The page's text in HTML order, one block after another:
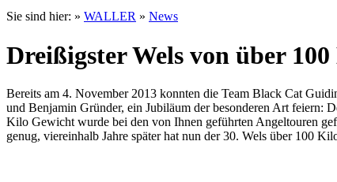
Sie sind hier: » WALLER » News
Dreißigster Wels von über
Bereits am 4. November 2013 konnten die Team Black Cat
und Benjamin Gründer, ein Jubiläum der besonderen Art feiern:
Kilo Gewicht wurde bei den von Ihnen geführten Angeltouren
genug, viereinhalb Jahre später hat nun der 30. Wels über 100